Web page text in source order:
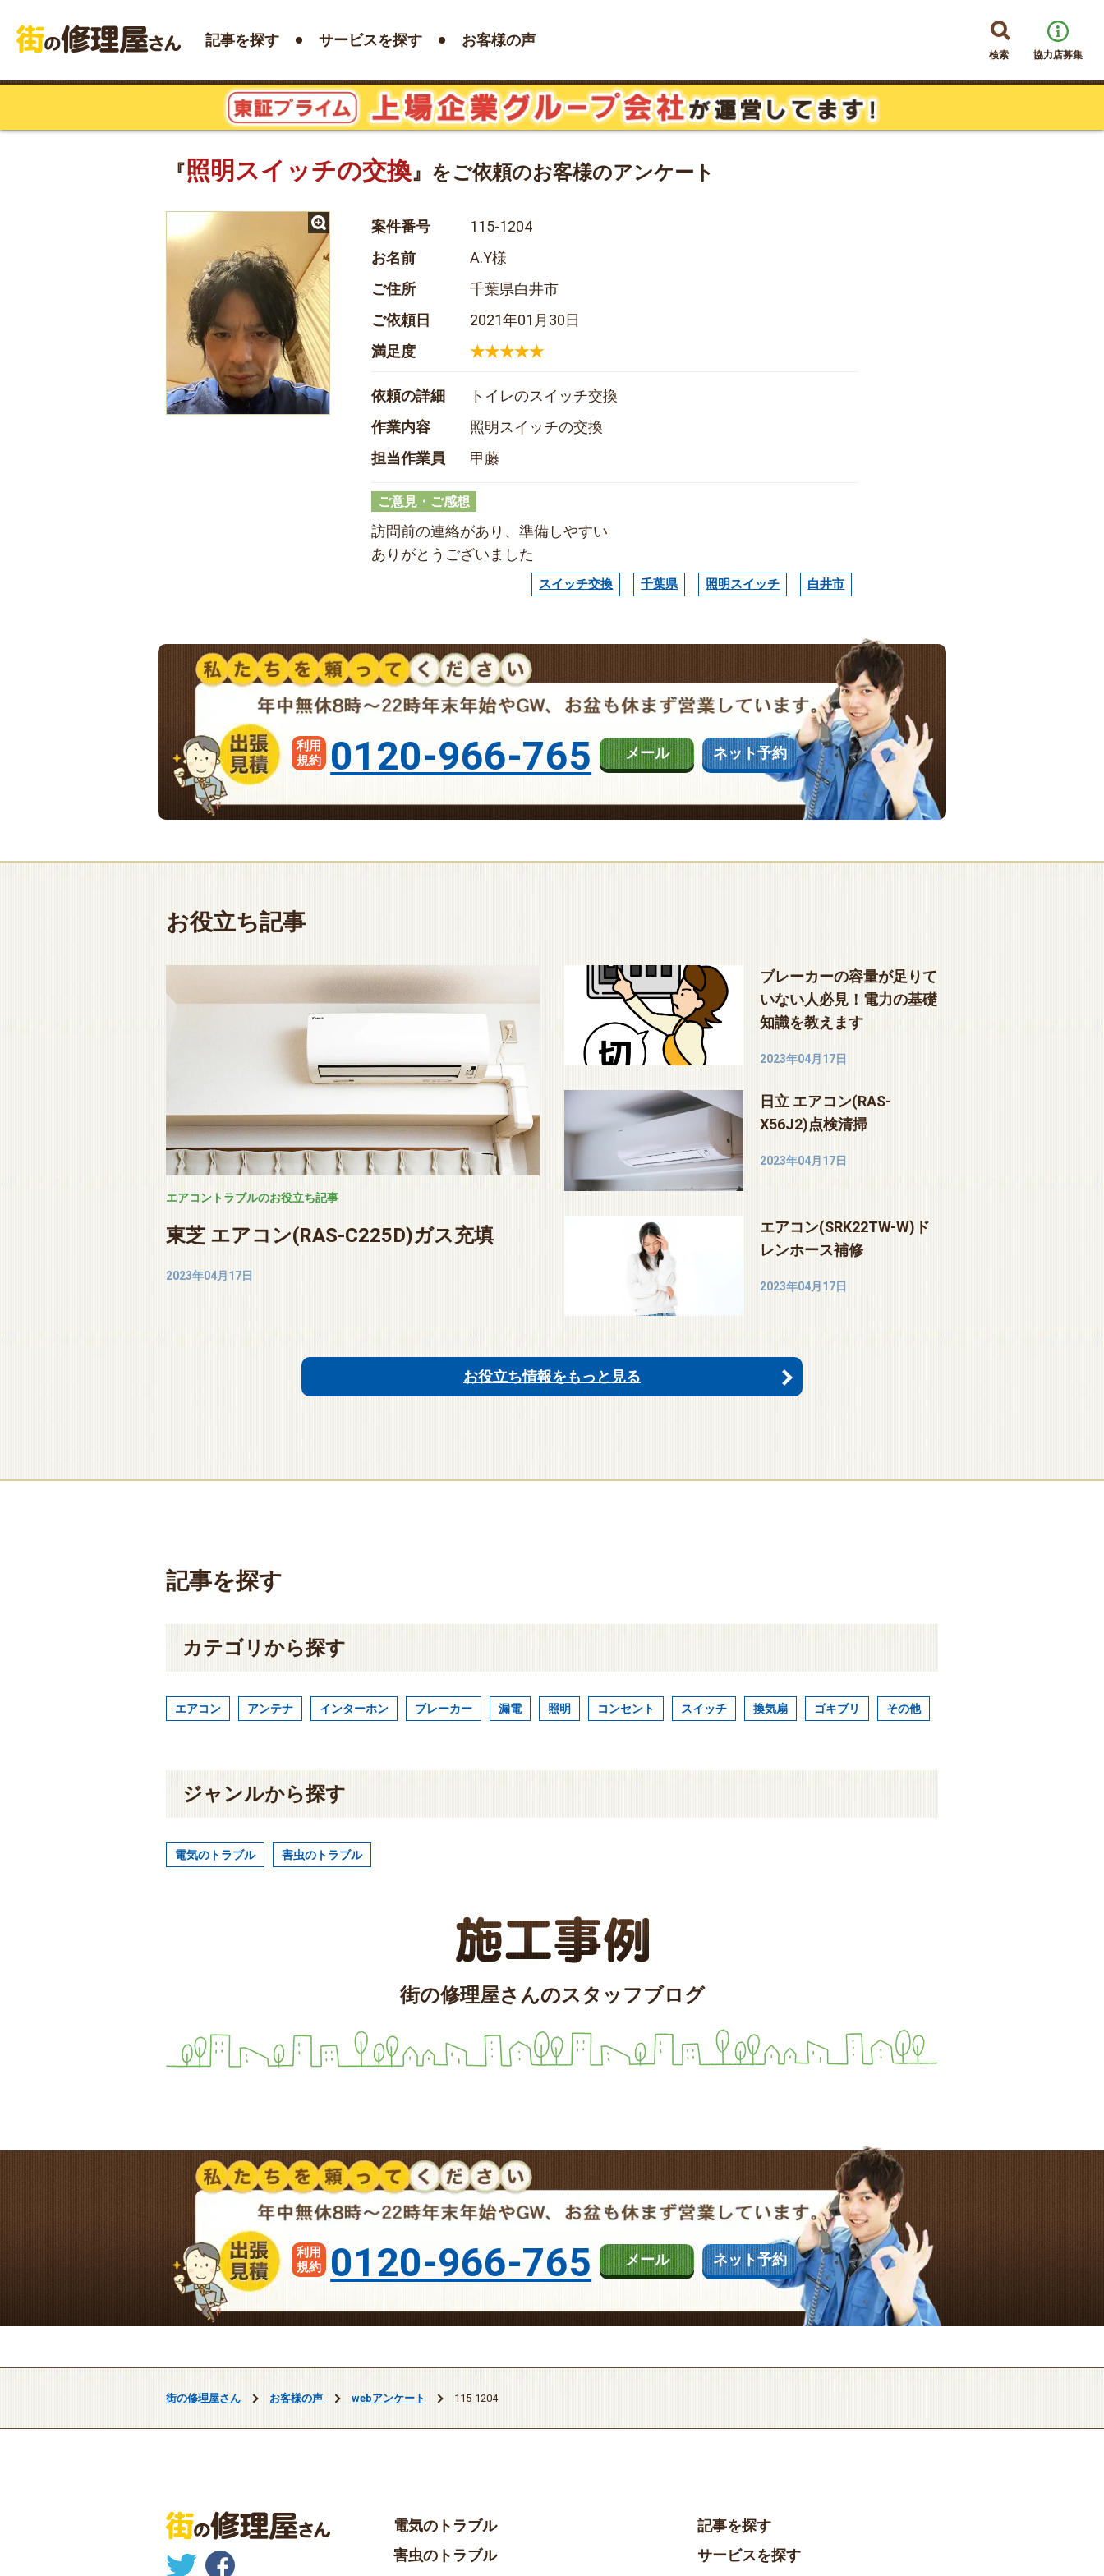
記事を探す サービスを探す お客様の声
検索 協力店募集
『照明スイッチの交換』をご依頼のお客様のアンケート
案件番号
115-1204
お名前
A.Y様
ご住所
千葉県白井市
ご依頼日
2021年01月30日
満足度
★★★★★
依頼の詳細
トイレのスイッチ交換
作業内容
照明スイッチの交換
担当作業員
甲藤
ご意見・ご感想
訪問前の連絡があり、準備しやすい
ありがとうございました
スイッチ交換 千葉県 照明スイッチ 白井市
利用
規約
0120-966-765 メール ネット予約
お役立ち記事
エアコントラブルのお役立ち記事
東芝 エアコン(RAS-C225D)ガス充填
2023年04月17日
ブレーカーの容量が足りて
いない人必見！電力の基礎
知識を教えます
2023年04月17日
日立 エアコン(RAS-
X56J2)点検清掃
2023年04月17日
エアコン(SRK22TW-W)ド
レンホース補修
2023年04月17日
お役立ち情報をもっと見る
記事を探す
カテゴリから探す
エアコン アンテナ インターホン ブレーカー 漏電 照明 コンセント スイッチ 換気扇 ゴキブリ その他
ジャンルから探す
電気のトラブル 害虫のトラブル
街の修理屋さんのスタッフブログ
利用
規約
0120-966-765 メール ネット予約
街の修理屋さん お客様の声 webアンケート 115-1204
電気のトラブル
害虫のトラブル
記事を探す
サービスを探す